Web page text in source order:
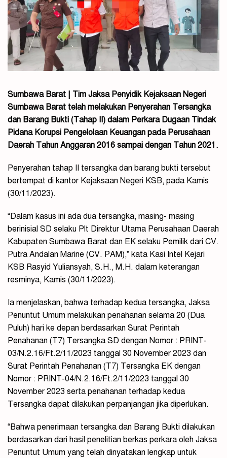
Sumbawa Barat | Tim Jaksa Penyidik Kejaksaan Negeri
Sumbawa Barat telah melakukan Penyerahan Tersangka
dan Barang Bukti (Tahap II) dalam Perkara Dugaan Tindak
Pidana Korupsi Pengelolaan Keuangan pada Perusahaan
Daerah Tahun Anggaran 2016 sampai dengan Tahun 2021.
Penyerahan tahap II tersangka dan barang bukti tersebut
bertempat di kantor Kejaksaan Negeri KSB, pada Kamis
(30/11/2023).
“Dalam kasus ini ada dua tersangka, masing- masing
berinisial SD selaku Plt Direktur Utama Perusahaan Daerah
Kabupaten Sumbawa Barat dan EK selaku Pemilik dari CV.
Putra Andalan Marine (CV. PAM),” kata Kasi Intel Kejari
KSB Rasyid Yuliansyah, S.H., M.H. dalam keterangan
resminya, Kamis (30/11/2023).
Ia menjelaskan, bahwa terhadap kedua tersangka, Jaksa
Penuntut Umum melakukan penahanan selama 20 (Dua
Puluh) hari ke depan berdasarkan Surat Perintah
Penahanan (T7) Tersangka SD dengan Nomor : PRINT-
03/N.2.16/Ft.2/11/2023 tanggal 30 November 2023 dan
Surat Perintah Penahanan (T7) Tersangka EK dengan
Nomor : PRINT-04/N.2.16/Ft.2/11/2023 tanggal 30
November 2023 serta penahanan terhadap kedua
Tersangka dapat dilakukan perpanjangan jika diperlukan.
“Bahwa penerimaan tersangka dan Barang Bukti dilakukan
berdasarkan dari hasil penelitian berkas perkara oleh Jaksa
Penuntut Umum yang telah dinyatakan lengkap untuk